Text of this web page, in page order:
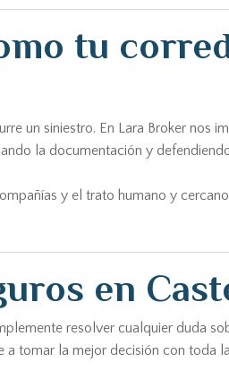
tu
un siniestro. En Lara Broker nos
la documentación y
y el trato humano y
en
resolver cualquier duda
a tomar la mejor decisión con toda